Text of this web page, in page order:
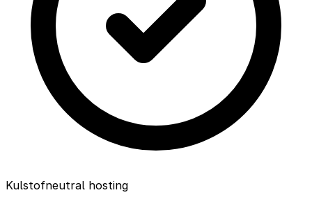
Kulstofneutral hosting